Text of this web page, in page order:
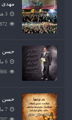
مهدی
3 هفته پیش
حسن
6 ماه پیش
حسن
7 ماه پیش